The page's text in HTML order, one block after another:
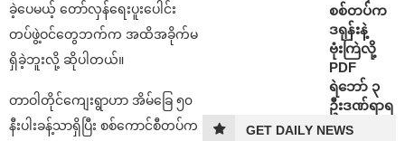
ခဲ့ပေမယ့် တော်လှန်ရေးပူးပေါင်း
တပ်ဖွဲ့ဝင်တွေဘက်က အထိအခိုက်မ
ရှိခဲ့ဘူးလို့ ဆိုပါတယ်။
တာဝါတိုင်ကျေးရွာဟာ အိမ်ခြေ ၅၀
နီးပါးခန့်သာရှိပြီး စစ်ကောင်စီတပ်က
စစ်တပ်က
ဒရုန်းနဲ့
ဗုံးကြဲလို့
PDF
ရဲဘော် ၃
ဦးဒဏ်ရာရ
GET DAILY NEWS